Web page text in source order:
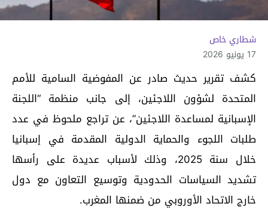
شطاري خاص
17 يونيو 2026
كشف تقرير حديث صادر عن المفوضية السامية للأمم
المتحدة لشؤون اللاجئين، إلى جانب منظمة “اللجنة
الإسبانية لمساعدة اللاجئين”، عن تراجع ملحوظ في عدد
طلبات اللجوء والحماية الدولية المقدمة في إسبانيا
خلال سنة 2025، وذلك لأسباب عديدة على رأسها
تشديد السياسات الحدودية وتوسيع التعاون مع دول
خارج الاتحاد الأوروبي من ضمنها المغرب.